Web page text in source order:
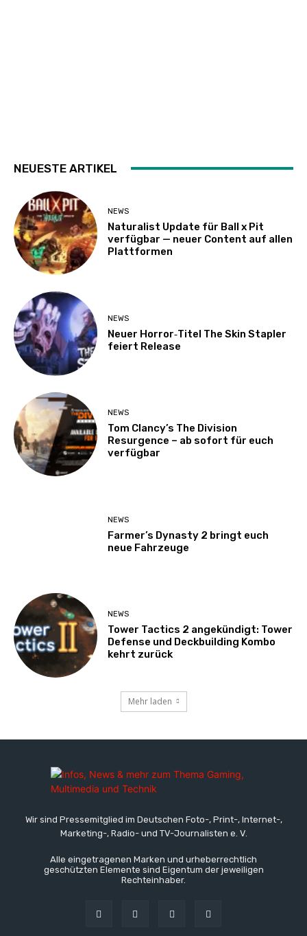
NEUESTE ARTIKEL
NEWS
Naturalist Update für Ball x Pit
verfügbar — neuer Content auf allen
Plattformen
NEWS
Neuer Horror‑Titel The Skin Stapler
feiert Release
NEWS
Tom Clancy’s The Division
Resurgence – ab sofort für euch
verfügbar
NEWS
Farmer’s Dynasty 2 bringt euch
neue Fahrzeuge
NEWS
Tower Tactics 2 angekündigt: Tower
Defense und Deckbuilding Kombo
kehrt zurück
Mehr laden
Wir sind Pressemitglied im Deutschen Foto-, Print-, Internet-,
Marketing-, Radio- und TV-Journalisten e. V.
Alle eingetragenen Marken und urheberrechtlich
geschützten Elemente sind Eigentum der jeweiligen
Rechteinhaber.